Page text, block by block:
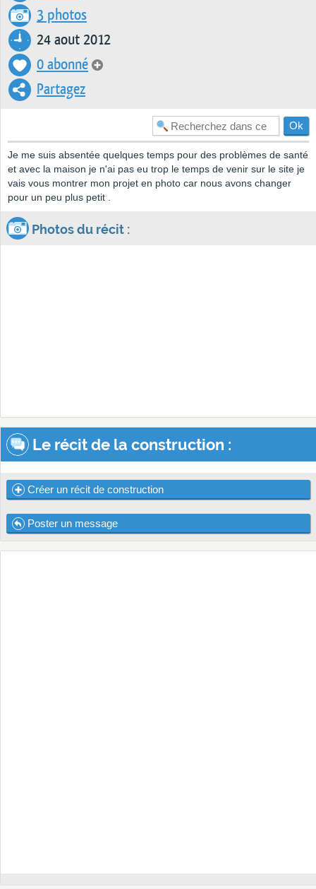
3 photos
24 aout 2012
0 abonné
Partagez
Je me suis absentée quelques temps pour des problèmes de santé
et avec la maison je n'ai pas eu trop le temps de venir sur le site je
vais vous montrer mon projet en photo car nous avons changer
pour un peu plus petit .
Photos du récit :
Le récit de la construction :
Créer un récit de construction
Poster un message